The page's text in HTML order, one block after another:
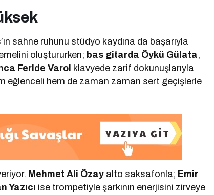
sahne ruhunu stüdyo kaydına da başarıyla
oluştururken; bas gitarda Öykü Gülata,
Feride Varol klavyede zarif dokunuşlarıyla
eğlenceli hem de zaman zaman sert geçişlerle
Mehmet Ali Özay alto saksafonla; Emir
Yazıcı ise trompetiyle şarkının enerjisini zirveye